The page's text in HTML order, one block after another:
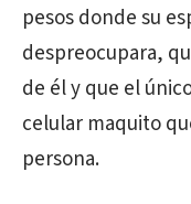
pesos donde su
despreocupara,
de él y que el
celular maquito
persona.